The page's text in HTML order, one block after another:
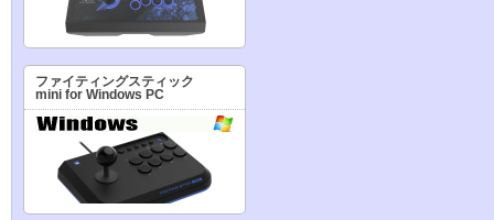
ファイティングスティック
mini for Windows PC